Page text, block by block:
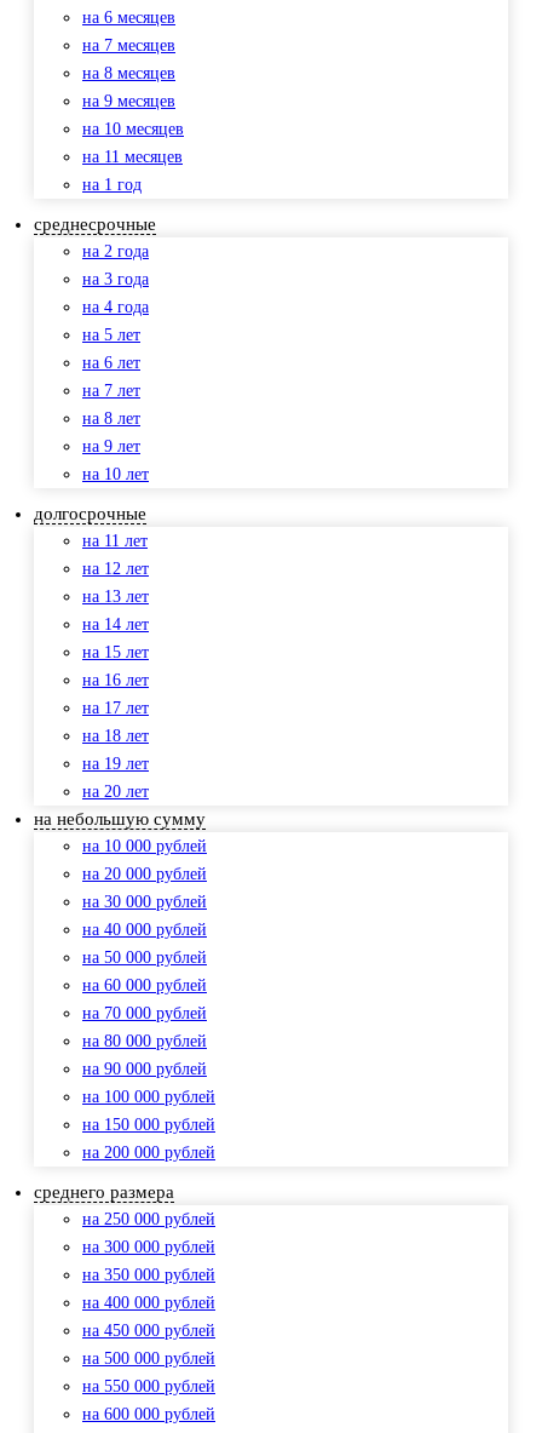
на 6 месяцев
на 7 месяцев
на 8 месяцев
на 9 месяцев
на 10 месяцев
на 11 месяцев
на 1 год
среднесрочные
на 2 года
на 3 года
на 4 года
на 5 лет
на 6 лет
на 7 лет
на 8 лет
на 9 лет
на 10 лет
долгосрочные
на 11 лет
на 12 лет
на 13 лет
на 14 лет
на 15 лет
на 16 лет
на 17 лет
на 18 лет
на 19 лет
на 20 лет
на небольшую сумму
на 10 000 рублей
на 20 000 рублей
на 30 000 рублей
на 40 000 рублей
на 50 000 рублей
на 60 000 рублей
на 70 000 рублей
на 80 000 рублей
на 90 000 рублей
на 100 000 рублей
на 150 000 рублей
на 200 000 рублей
среднего размера
на 250 000 рублей
на 300 000 рублей
на 350 000 рублей
на 400 000 рублей
на 450 000 рублей
на 500 000 рублей
на 550 000 рублей
на 600 000 рублей